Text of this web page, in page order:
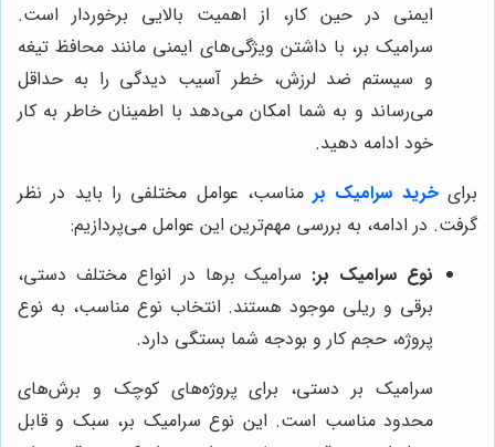
ایمنی در حین کار، از اهمیت بالایی برخوردار است.
سرامیک بر، با داشتن ویژگی‌های ایمنی مانند محافظ تیغه
و سیستم ضد لرزش، خطر آسیب دیدگی را به حداقل
می‌رساند و به شما امکان می‌دهد با اطمینان خاطر به کار
خود ادامه دهید.
برایخرید سرامیک برمناسب، عوامل مختلفی را باید در نظر
گرفت. در ادامه، به بررسی مهم‌ترین این عوامل می‌پردازیم:
نوع سرامیک بر: سرامیک برها در انواع مختلف دستی،
برقی و ریلی موجود هستند. انتخاب نوع مناسب، به نوع
پروژه، حجم کار و بودجه شما بستگی دارد.
سرامیک بر دستی، برای پروژه‌های کوچک و برش‌های
محدود مناسب است. این نوع سرامیک بر، سبک و قابل